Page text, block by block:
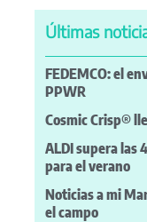
Últimas
FEDEMCO: el
PPWR
Cosmic Crisp®
ALDI supera las
para el verano
Noticias a mi
el campo